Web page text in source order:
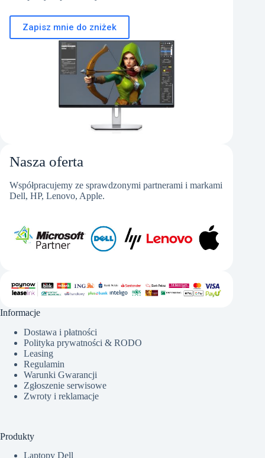
Zapisz mnie do zniżek
Nasza oferta
Współpracujemy ze sprawdzonymi partnerami i markami
Dell, HP, Lenovo, Apple.
Informacje
Dostawa i płatności
Polityka prywatności & RODO
Leasing
Regulamin
Warunki Gwarancji
Zgłoszenie serwisowe
Zwroty i reklamacje
Produkty
Laptopy Dell